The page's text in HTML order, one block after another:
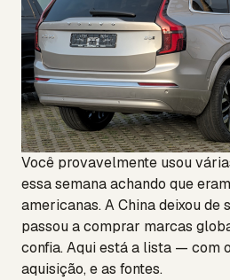
Você provavelmente usou
essa semana achando que
americanas. A China deixou de
passou a comprar marcas
confia. Aqui está a lista — com
aquisição, e as fontes.